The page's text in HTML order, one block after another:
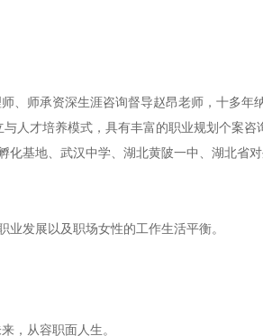
师承资深生涯咨询督导赵昂老师，十多年
人才培养模式，具有丰富的职业规划个案咨
基地、武汉中学、湖北黄陂一中、湖北省
发展以及职场女性的工作生活平衡。
，从容职面人生。